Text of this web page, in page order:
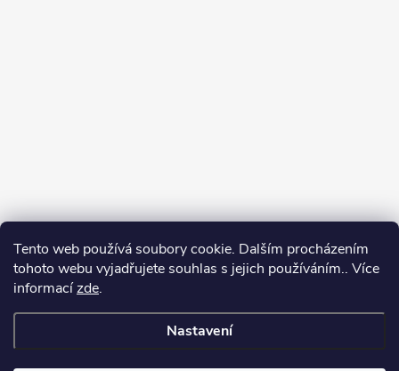
Tento web používá soubory cookie. Dalším procházením
tohoto webu vyjadřujete souhlas s jejich používáním.. Více
informacízde.
Nastavení